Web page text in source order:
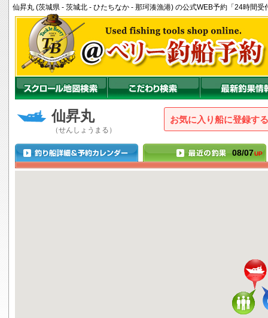
仙昇丸 (茨城県 - 茨城北 - ひたちなか - 那珂湊漁港) の公式WEB予約「24時間
仙昇丸
（せんしょうまる）
お気に入り船に登録
08/07UP